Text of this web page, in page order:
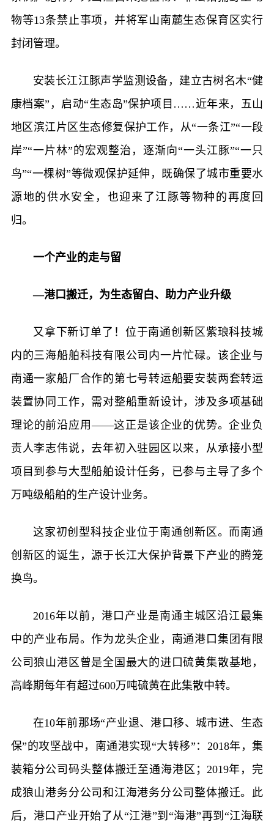
物等13条禁止事项，并将军山南麓生态保育区实行
封闭管理。
安装长江江豚声学监测设备，建立古树名木“健
康档案”，启动“生态岛”保护项目……近年来，五山
地区滨江片区生态修复保护工作，从“一条江”“一段
岸”“一片林”的宏观整治，逐渐向“一头江豚”“一只
鸟”“一棵树”等微观保护延伸，既确保了城市重要水
源地的供水安全，也迎来了江豚等物种的再度回
归。
一个产业的走与留
—港口搬迁，为生态留白、助力产业升级
又拿下新订单了！位于南通创新区紫琅科技城
内的三海船舶科技有限公司内一片忙碌。该企业与
南通一家船厂合作的第七号转运船要安装两套转运
装置协同工作，需对整船重新设计，涉及多项基础
理论的前沿应用——这正是该企业的优势。企业负
责人李志伟说，去年初入驻园区以来，从承接小型
项目到参与大型船舶设计任务，已参与主导了多个
万吨级船舶的生产设计业务。
这家初创型科技企业位于南通创新区。而南通
创新区的诞生，源于长江大保护背景下产业的腾笼
换鸟。
2016年以前，港口产业是南通主城区沿江最集
中的产业布局。作为龙头企业，南通港口集团有限
公司狼山港区曾是全国最大的进口硫黄集散基地，
高峰期每年有超过600万吨硫黄在此集散中转。
在10年前那场“产业退、港口移、城市进、生态
保”的攻坚战中，南通港实现“大转移”：2018年，集
装箱分公司码头整体搬迁至通海港区；2019年，完
成狼山港务分公司和江海港务分公司整体搬迁。此
后，港口产业开始了从“江港”到“海港”再到“江海联